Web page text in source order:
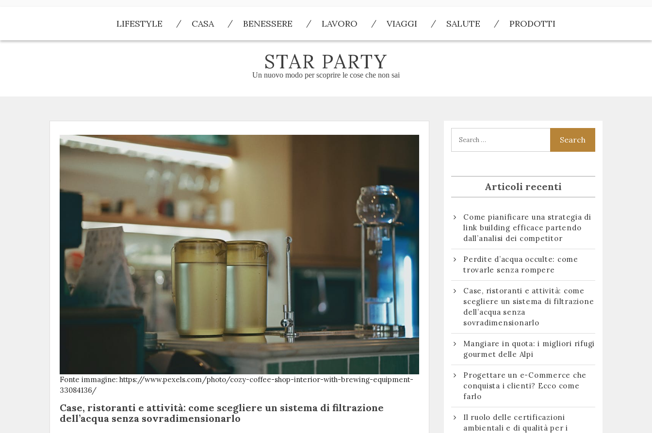
LIFESTYLE CASA BENESSERE LAVORO VIAGGI SALUTE PRODOTTI
STAR PARTY
Un nuovo modo per scoprire le cose che non sai
Fonte immagine: https://www.pexels.com/photo/cozy-coffee-shop-interior-with-brewing-equipment-
33084136/
Case, ristoranti e attività: come scegliere un sistema di filtrazione
dell’acqua senza sovradimensionarlo
Articoli recenti
Come pianificare una strategia di
link building efficace partendo
dall’analisi dei competitor
Perdite d’acqua occulte: come
trovarle senza rompere
Case, ristoranti e attività: come
scegliere un sistema di filtrazione
dell’acqua senza
sovradimensionarlo
Mangiare in quota: i migliori rifugi
gourmet delle Alpi
Progettare un e-Commerce che
conquista i clienti? Ecco come
farlo
Il ruolo delle certificazioni
ambientali e di qualità per i